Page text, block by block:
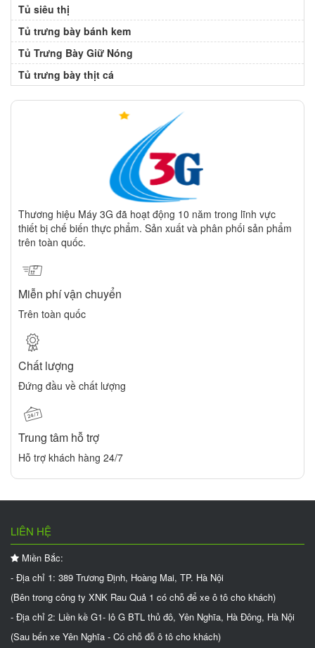
Tủ siêu thị
Tủ trưng bày bánh kem
Tủ Trưng Bày Giữ Nóng
Tủ trưng bày thịt cá
Thương hiệu Máy 3G đã hoạt động 10 năm trong lĩnh vực
thiết bị chế biến thực phẩm. Sản xuất và phân phối sản phẩm
trên toàn quốc.
Miễn phí vận chuyển
Trên toàn quốc
Chất lượng
Đứng đầu về chất lượng
Trung tâm hỗ trợ
Hỗ trợ khách hàng 24/7
LIÊN HỆ
Miền Bắc:
- Địa chỉ 1: 389 Trương Định, Hoàng Mai, TP. Hà Nội
(Bên trong công ty XNK Rau Quả 1 có chỗ để xe ô tô cho khách)
- Địa chỉ 2: Liền kề G1- lô G BTL thủ đô, Yên Nghĩa, Hà Đông, Hà Nội
(Sau bến xe Yên Nghĩa - Có chỗ đỗ ô tô cho khách)